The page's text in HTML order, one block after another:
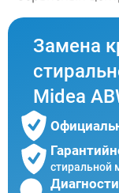
Замена
Midea
стиральной